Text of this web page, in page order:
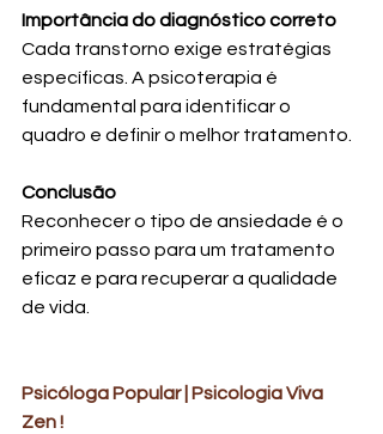
Importância do diagnóstico correto
Cada transtorno exige estratégias
específicas. A psicoterapia é
fundamental para identificar o
quadro e definir o melhor tratamento.
Conclusão
Reconhecer o tipo de ansiedade é o
primeiro passo para um tratamento
eficaz e para recuperar a qualidade
de vida.
Psicóloga Popular | Psicologia Viva
Zen !